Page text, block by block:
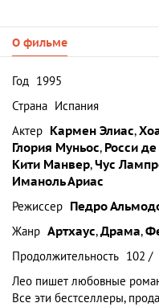
О фильме
Год 1995
Страна Испания
Актер Кармен Элиас,
Глория Муньос, Росси
Кити Манвер,Чус
Иманоль Ариас
Режиссер Педро
Жанр Артхаус,Драма,
Продолжительность 102 /
Лео пишет любовные
Все эти бестселлеры,